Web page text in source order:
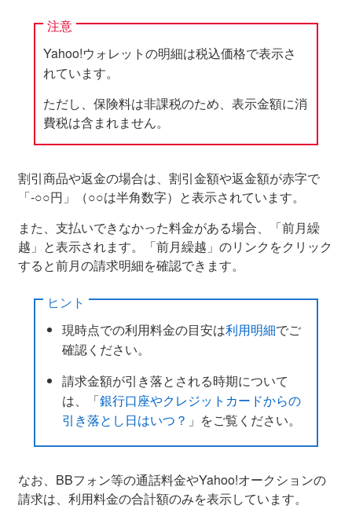
注意
Yahoo!ウォレットの明細は税込価格で表示さ
れています。
ただし、保険料は非課税のため、表示金額に消
費税は含まれません。
割引商品や返金の場合は、割引金額や返金額が赤字で
「-○○円」（○○は半角数字）と表示されています。
また、支払いできなかった料金がある場合、「前月繰
越」と表示されます。「前月繰越」のリンクをクリック
すると前月の請求明細を確認できます。
ヒント
現時点での利用料金の目安は利用明細でご
確認ください。
請求金額が引き落とされる時期について
は、「銀行口座やクレジットカードからの
引き落とし日はいつ？ 」をご覧ください。
なお、BBフォン等の通話料金やYahoo!オークションの
請求は、利用料金の合計額のみを表示しています。